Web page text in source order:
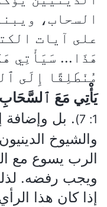
السحاب،
على آيات
هَذَا... سَيَأْتِي
مُنْطَلِقًا إِلَى
يَأْتِي مَعَ
1: 7)
. بل وإضافة
والشيوخ
الرب يسوع مع
ويجب رفضه.
إذا كان هذا